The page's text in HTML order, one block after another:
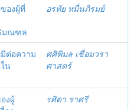
องผู้ที่
มณฑล
อรทัย หมื่นภิรมย์
ต่อความ
น
ศศิพิมล เชื่อมวรา
ศาสตร์
งผู้
รศิตา ราศรี